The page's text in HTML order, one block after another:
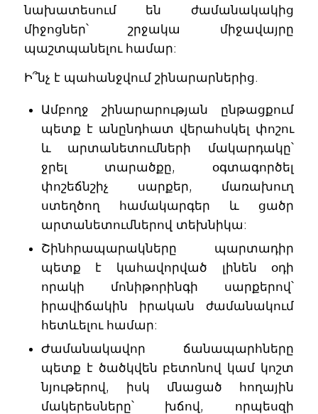
նախատեսում են ժամանակակից
միջոցներ՝ շրջակա միջավայրը
պաշտպանելու համար:
Ի՞նչ է պահանջվում շինարարներից.
Ամբողջ շինարարության ընթացքում
պետք է անընդհատ վերահսկել փոշու
և արտանետումների մակարդակը՝
ջրել տարածքը, օգտագործել
փոշեճնշիչ սարքեր, մառախուղ
ստեղծող համակարգեր և ցածր
արտանետումներով տեխնիկա:
Շինհրապարակները պարտադիր
պետք է կահավորված լինեն օդի
որակի մոնիթորինգի սարքերով՝
իրավիճակին իրական ժամանակում
հետևելու համար:
Ժամանակավոր ճանապարհները
պետք է ծածկվեն բետոնով կամ կոշտ
նյութերով, իսկ մնացած հողային
մակերեսները՝ խճով, որպեսզի